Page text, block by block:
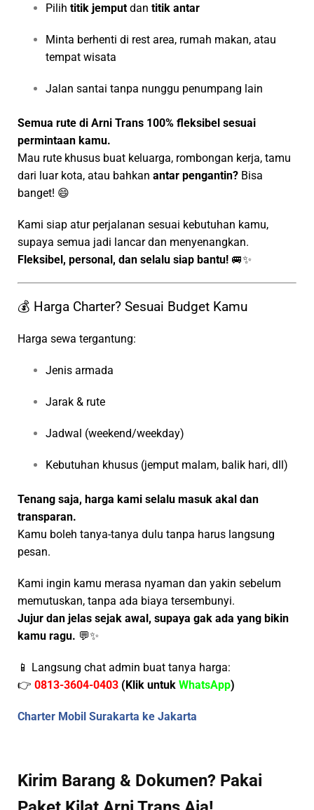
Pilih titik jemput dan titik antar
Minta berhenti di rest area, rumah makan, atau
tempat wisata
Jalan santai tanpa nunggu penumpang lain
Semua rute di Arni Trans 100% fleksibel sesuai
permintaan kamu.
Mau rute khusus buat keluarga, rombongan kerja, tamu
dari luar kota, atau bahkan antar pengantin? Bisa
banget! 😄
Kami siap atur perjalanan sesuai kebutuhan kamu,
supaya semua jadi lancar dan menyenangkan.
Fleksibel, personal, dan selalu siap bantu! 🚐✨
💰 Harga Charter? Sesuai Budget Kamu
Harga sewa tergantung:
Jenis armada
Jarak & rute
Jadwal (weekend/weekday)
Kebutuhan khusus (jemput malam, balik hari, dll)
Tenang saja, harga kami selalu masuk akal dan
transparan.
Kamu boleh tanya-tanya dulu tanpa harus langsung
pesan.
Kami ingin kamu merasa nyaman dan yakin sebelum
memutuskan, tanpa ada biaya tersembunyi.
Jujur dan jelas sejak awal, supaya gak ada yang bikin
kamu ragu. 💬✨
📱 Langsung chat admin buat tanya harga:
👉 0813-3604-0403 (Klik untuk WhatsApp)
Charter Mobil Surakarta ke Jakarta
Kirim Barang & Dokumen? Pakai